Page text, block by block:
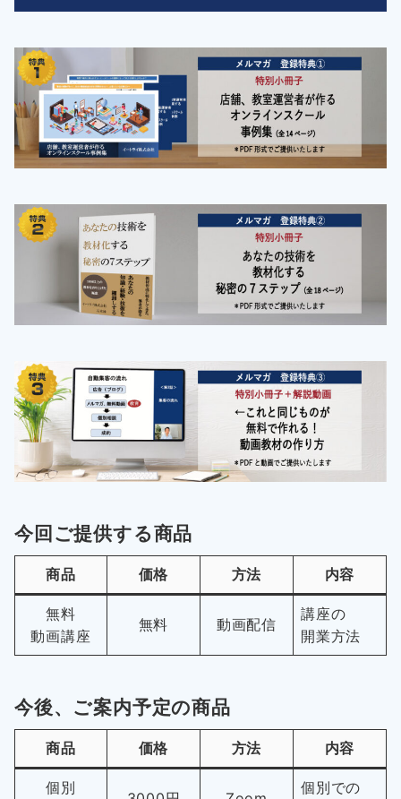
今回ご提供する商品
商品 価格 方法 内容
無料
動画講座
無料 動画配信
講座の
開業方法
今後、ご案内予定の商品
商品 価格 方法 内容
個別 個別での